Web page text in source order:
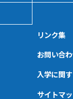
リンク集
お問い合
入学に関
サイトマ